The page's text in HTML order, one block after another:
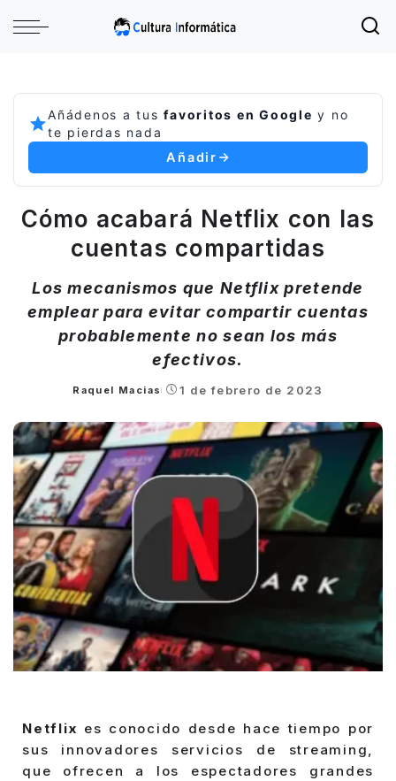
Añádenos a tusfavoritos en Google y no
te pierdas nada
Añadir
Cómo acabará Netflix con las
cuentas compartidas
Los mecanismos que Netflix pretende
emplear para evitar compartir cuentas
probablemente no sean los más
efectivos.
Posted
Raquel Macias 1 de febrero de 2023
Netflix es conocido desde hace tiempo por
sus innovadores servicios de streaming,
que ofrecen a los espectadores grandes